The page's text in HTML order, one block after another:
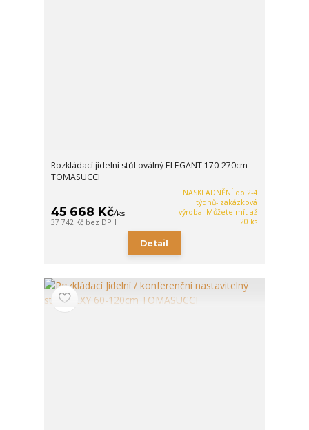
Rozkládací jídelní stůl oválný ELEGANT 170-270cm
TOMASUCCI
45 668 Kč/ks
37 742 Kč bez DPH
NASKLADNĚNÍ do 2-4
týdnů- zakázková
výroba. Můžete mít až
20 ks
Detail